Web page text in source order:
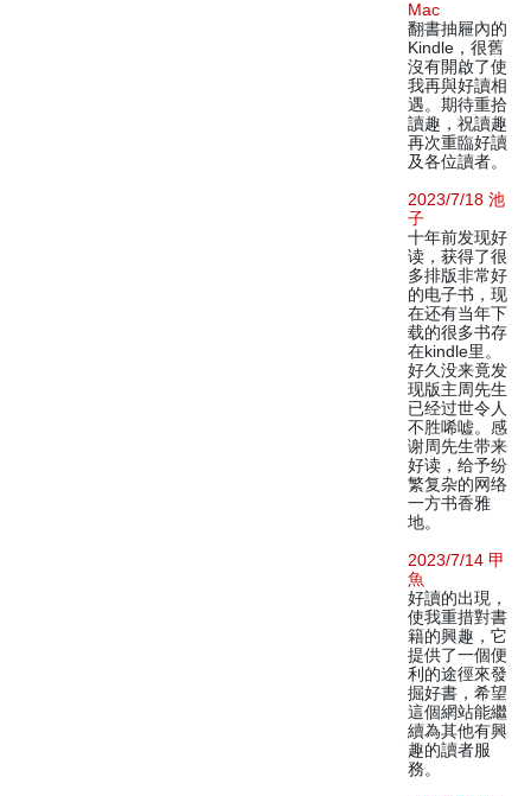
Mac
翻書抽屜內的
Kindle，很舊
沒有開啟了使
我再與好讀相
遇。期待重拾
讀趣，祝讀趣
再次重臨好讀
及各位讀者。
2023/7/18 池
子
十年前发现好
读，获得了很
多排版非常好
的电子书，现
在还有当年下
载的很多书存
在kindle里。
好久没来竟发
现版主周先生
已经过世令人
不胜唏嘘。感
谢周先生带来
好读，给予纷
繁复杂的网络
一方书香雅
地。
2023/7/14 甲
魚
好讀的出現，
使我重措對書
籍的興趣，它
提供了一個便
利的途徑來發
掘好書，希望
這個網站能繼
續為其他有興
趣的讀者服
務。